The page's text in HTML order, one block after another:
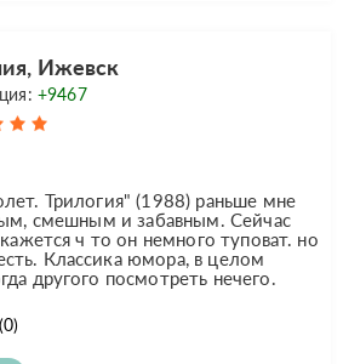
Ижевск
+9467
Трилогия" (1988) раньше мне
смешным и забавным. Сейчас
ч то он немного туповат. но
Классика юмора, в целом
другого посмотреть нечего.
(0)